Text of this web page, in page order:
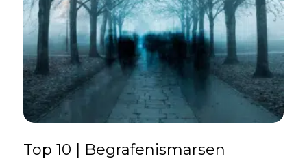
Top 10 | Begrafenismarsen